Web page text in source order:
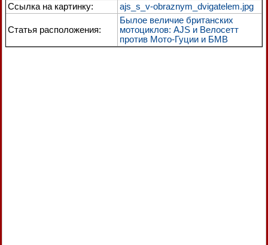
Ссылка на картинку:
ajs_s_v-obraznym_dvigatelem.jpg
Статья расположения:
Былое величие британских
мотоциклов: AJS и Велосетт
против Мото-Гуции и БМВ